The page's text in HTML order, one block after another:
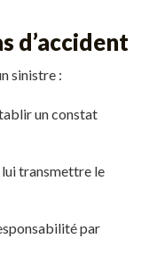
d’accident
sinistre :
un constat
transmettre le
par